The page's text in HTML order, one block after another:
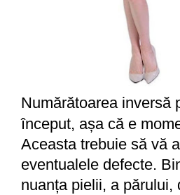
Numărătoarea inversă
început, așa că e
Aceasta trebuie să vă
eventualele defecte.
nuanța pielii, a părului,